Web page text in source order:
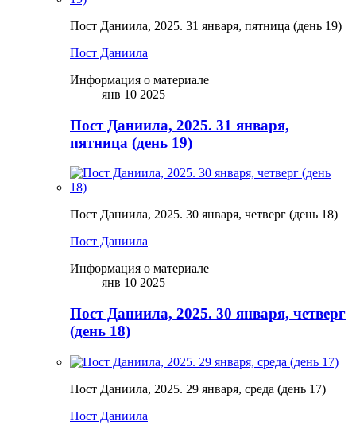
Пост Даниила, 2025. 31 января, пятница (день 19)
Пост Даниила
Информация о материале
янв 10 2025
Пост Даниила, 2025. 31 января,
пятница (день 19)
Пост Даниила, 2025. 30 января, четверг (день 18)
Пост Даниила
Информация о материале
янв 10 2025
Пост Даниила, 2025. 30 января, четверг
(день 18)
Пост Даниила, 2025. 29 января, среда (день 17)
Пост Даниила